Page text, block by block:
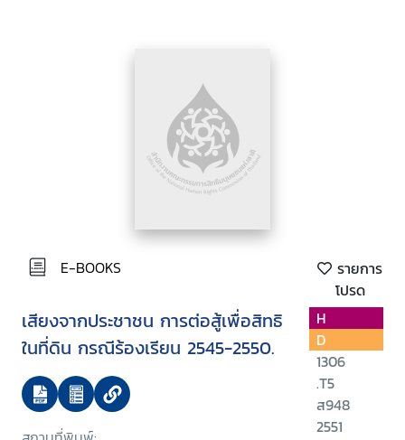
E-BOOKS
รายการ
โปรด
เสียงจากประชาชน การต่อสู้เพื่อสิทธิ
ในที่ดิน กรณีร้องเรียน 2545-2550.
H
D
1306
.T5
ส948
2551